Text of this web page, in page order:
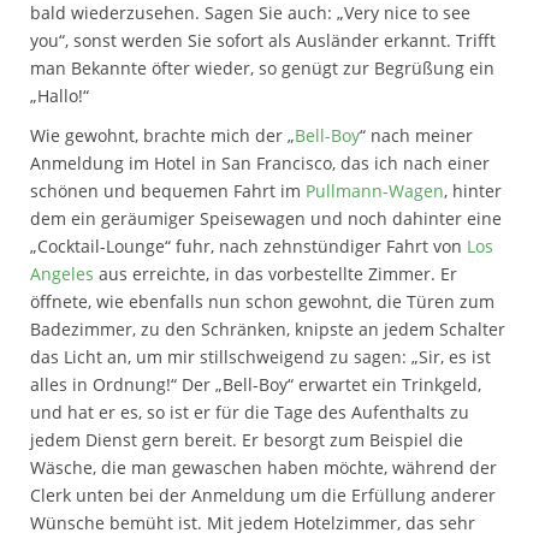
bald wiederzusehen. Sagen Sie auch: „Very nice to see
you“, sonst werden Sie sofort als Ausländer erkannt. Trifft
man Bekannte öfter wieder, so genügt zur Begrüßung ein
„Hallo!“
Wie gewohnt, brachte mich der „Bell-Boy“ nach meiner
Anmeldung im Hotel in San Francisco, das ich nach einer
schönen und bequemen Fahrt im Pullmann-Wagen, hinter
dem ein geräumiger Speisewagen und noch dahinter eine
„Cocktail-Lounge“ fuhr, nach zehnstündiger Fahrt von Los
Angeles aus erreichte, in das vorbestellte Zimmer. Er
öffnete, wie ebenfalls nun schon gewohnt, die Türen zum
Badezimmer, zu den Schränken, knipste an jedem Schalter
das Licht an, um mir stillschweigend zu sagen: „Sir, es ist
alles in Ordnung!“ Der „Bell-Boy“ erwartet ein Trinkgeld,
und hat er es, so ist er für die Tage des Aufenthalts zu
jedem Dienst gern bereit. Er besorgt zum Beispiel die
Wäsche, die man gewaschen haben möchte, während der
Clerk unten bei der Anmeldung um die Erfüllung anderer
Wünsche bemüht ist. Mit jedem Hotelzimmer, das sehr